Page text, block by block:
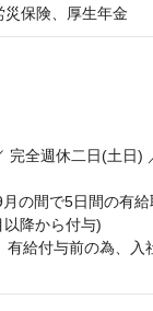
保険、厚生年金
完全週休二日(土日)
の間で5日間の有給
降から付与)
給付与前の為、入